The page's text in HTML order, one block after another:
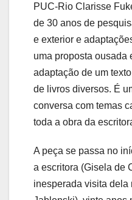
PUC-Rio Clarisse
de 30 anos de
e exterior e
uma proposta ousada
adaptação de um
de livros diversos. É
conversa com temas
toda a obra da
A peça se passa no
a escritora (Gisela de
inesperada visita dela